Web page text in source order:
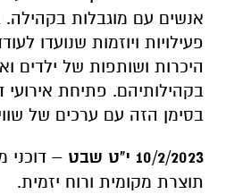
אנשים עם מוגבלות בקהילה.
פעילויות ויוזמות שנועדו
היכרות ושותפות של ילדים
בקהילותיהם. פתיחת אירועי
בסימן הזה עם ערכים של
10/2/2023 י"ט שבט
– דוכני
תוצרת מקומית ורוח יזמית.